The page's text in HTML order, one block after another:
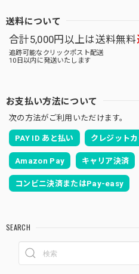
送料について
合計5,000円以上は送料無料
追跡可能なクリックポスト配送
10日以内に発送いたします
お支払い方法について
次の方法がご利用いただけます。
PAY ID あと払い クレジット
Amazon Pay キャリア決済
コンビニ決済またはPay-easy
SEARCH